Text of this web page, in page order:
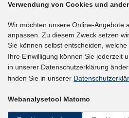
Barrieren melden
Social-Media-Kanäle
BlueSky
YouTube
LinkedIn
kununu
Verwendung von Cookies und
Wir möchten unsere Online-Angebote
anpassen. Zu diesem Zweck setzen
Sie können selbst entscheiden,
Ihre Einwilligung können Sie jederzeit
in unserer Datenschutzerklärung
finden Sie in unserer
Webanalysetool Matomo